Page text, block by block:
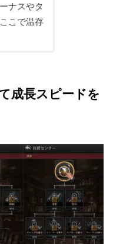
ナスやタ
こで温存
成長スピードを